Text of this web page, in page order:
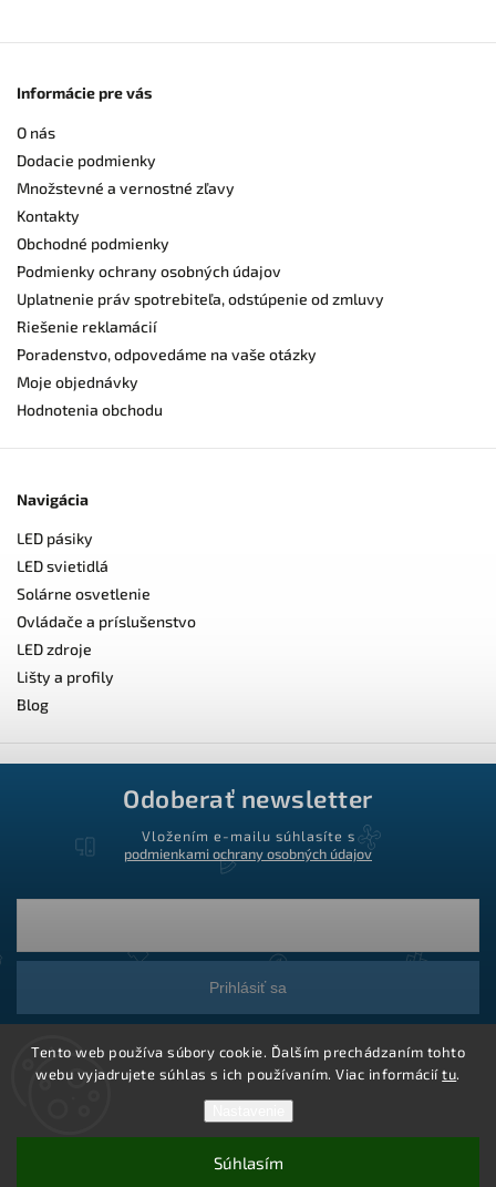
Tento web používa súbory cookie. Ďalším prechádzaním tohto
webu vyjadrujete súhlas s ich používaním. Viac informáciítu.
Súhlasím
Informácie pre vás
O nás
Dodacie podmienky
Množstevné a vernostné zľavy
Kontakty
Obchodné podmienky
Podmienky ochrany osobných údajov
Uplatnenie práv spotrebiteľa, odstúpenie od zmluvy
Riešenie reklamácií
Poradenstvo, odpovedáme na vaše otázky
Moje objednávky
Hodnotenia obchodu
Navigácia
LED pásiky
LED svietidlá
Solárne osvetlenie
Ovládače a príslušenstvo
LED zdroje
Lišty a profily
Blog
Odoberať newsletter
Vložením e-mailu súhlasíte s
podmienkami ochrany osobných údajov
Prihlásiť sa